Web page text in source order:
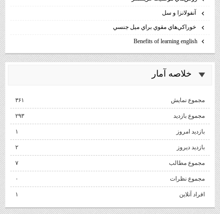
آنفولانزا و سل
خوراكي‌هاي مقوي براي ميل جنسي
Benefits of learning english
خلاصه آمار
مجموع نمایش‌ ۳۶۱
مجموع بازدید ۲۹۳
بازدید امروز
بازدید دیروز
مجموع مطالب
مجموع نظرات
افراد آنلاین